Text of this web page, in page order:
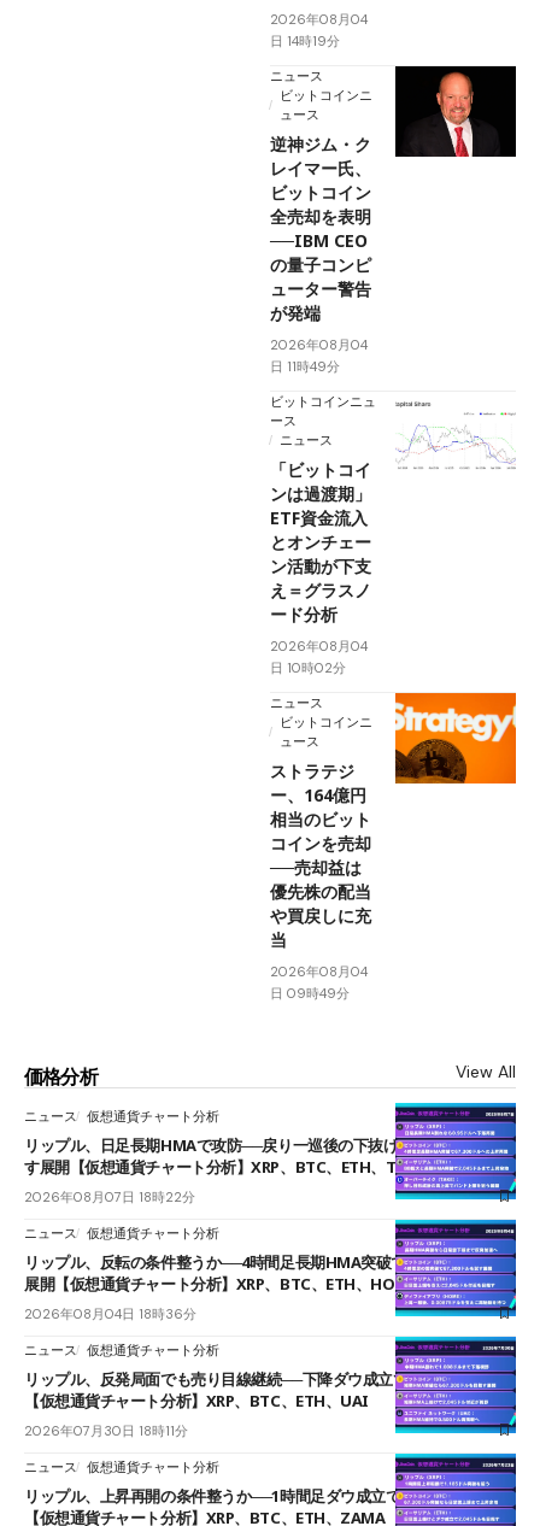
2026年08月04
日 14時19分
ニュース
ビットコインニ
ュース
逆神ジム・ク
レイマー氏、
ビットコイン
全売却を表明
──IBM CEO
の量子コンピ
ューター警告
が発端
2026年08月04
日 11時49分
ビットコインニュ
ース
ニュース
「ビットコイ
ンは過渡期」
ETF資金流入
とオンチェー
ン活動が下支
え＝グラスノ
ード分析
2026年08月04
日 10時02分
ニュース
ビットコインニ
ュース
ストラテジ
ー、164億円
相当のビット
コインを売却
──売却益は
優先株の配当
や買戻しに充
当
2026年08月04
日 09時49分
価格分析 View All
ニュース 仮想通貨チャート分析
リップル、日足長期HMAで攻防──戻り一巡後の下抜けで0.95ドルを試
す展開【仮想通貨チャート分析】XRP、BTC、ETH、TAKE
2026年08月07日 18時22分
ニュース 仮想通貨チャート分析
リップル、反転の条件整うか──4時間足長期HMA突破で雲下端を目指す
展開【仮想通貨チャート分析】XRP、BTC、ETH、HOME
2026年08月04日 18時36分
ニュース 仮想通貨チャート分析
リップル、反発局面でも売り目線継続──下降ダウ成立で下値追う展開
【仮想通貨チャート分析】XRP、BTC、ETH、UAI
2026年07月30日 18時11分
ニュース 仮想通貨チャート分析
リップル、上昇再開の条件整うか──1時間足ダウ成立で1.185ドルを狙う
【仮想通貨チャート分析】XRP、BTC、ETH、ZAMA